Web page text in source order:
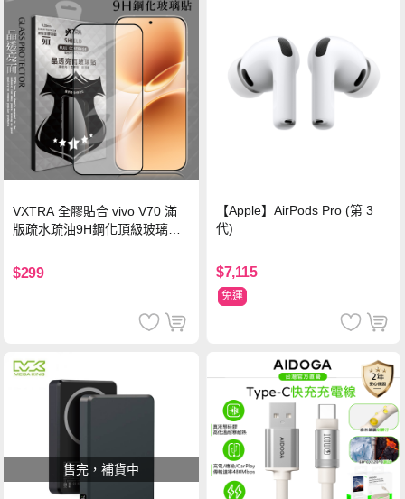
VXTRA 全膠貼合 vivo V70 滿
版疏水疏油9H鋼化頂級玻璃貼
$299
【Apple】AirPods Pro (第 3
代)
$7,115
免運
售完，補貨中